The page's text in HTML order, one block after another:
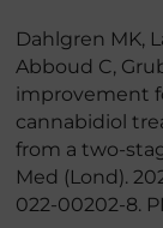
Dahlgren MK,
Abboud C,
improvement
cannabidiol
from a two-
Med (Lond).
022-00202-8.